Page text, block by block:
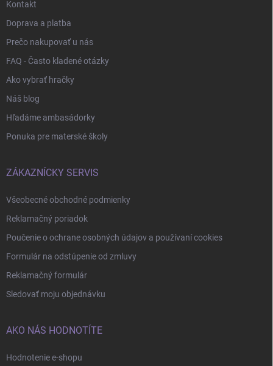
Kontakt
Doprava a platba
Prečo nakupovať u nás
FAQ - Často kladené otázky
Ako vybrať hračky
Náš blog
Hľadáme ambasádorky
Ponuka pre materské školy
ZÁKAZNÍCKY SERVIS
Všeobecné obchodné podmienky
Reklamačný poriadok
Poučenie o ochrane osobných údajov a používaní cookies
Formulár na odstúpenie od zmluvy
Reklamačný formulár
Sledovať moju objednávku
AKO NÁS HODNOTÍTE
Hodnotenie e-shopu